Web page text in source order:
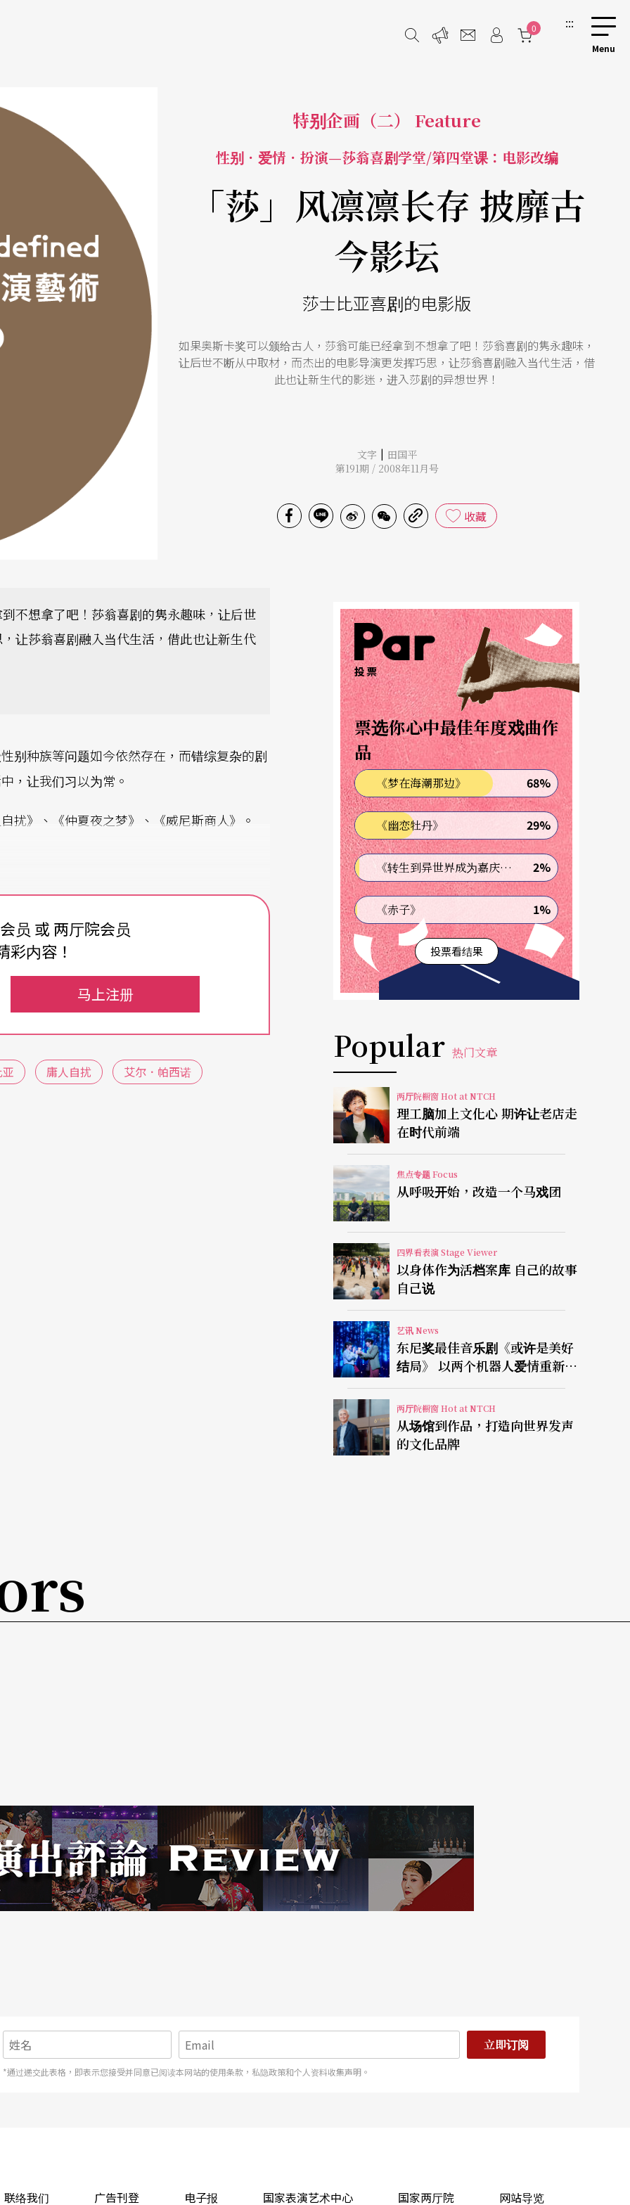
0 :::
特别企画（二） Feature
性别．爱情．扮演—莎翁喜剧学堂/第四堂课：电影改编
「莎」风凛凛长存 披靡古
今影坛
莎士比亚喜剧的电影版
如果奥斯卡奖可以颁给古人，莎翁可能已经拿到不想拿了吧！莎翁喜剧的隽永趣味，
让后世不断从中取材，而杰出的电影导演更发挥巧思，让莎翁喜剧融入当代生活，借
此也让新生代的影迷，进入莎剧的异想世界！
文字 | 田国平
第191期 / 2008年11月号
收藏
不想拿了吧！莎翁喜剧的隽永趣味，让后世
让莎翁喜剧融入当代生活，借此也让新生代
别种族等问题如今依然存在，而错综复杂的剧
，让我们习以为常。
扰》、《仲夏夜之梦》、《威尼斯商人》。
周的假期，第十二夜是从十二月廿六日算起的
，通常的习俗总是大吃大喝玩个痛快，随心所
暗示著一个脱离现实的嘉年华世界，任何离奇
扮男装缓颊。
尤物》She's the Man，改编《第十二夜》成
球校队的男生宿舍，却发现爱上他哥哥的室
生，没想到那个女生喜欢的却是「她」。这悲
个女追男都获得成功，成为皆大欢喜功德圆满
惹的祸》，改编自《庸人自扰》，他自己演出
主角。然而让这部片在影史上留下特殊地位
与丹佐．华盛顿，以及凯特．贝琴萨刚出道时
同时保留了莎剧舞台演员讲话时的韵律与腔
家，在他们朋友的撮合下，让他们各自相信对
了完美的结局。
阔论男主角对她的倾心；另一方面也让男主角
他；让他们从互相看缺点到互相看彼此的优
助人不收利息，本来彼此就看不顺眼，威尼斯
人借钱，犹太人不要他的利息，若还不出钱，
新婚妻子却悄悄女扮男装也赶来威尼斯，巧扮
员 或 两厅院会员
彩内容！
马上注册
庸人自扰
艾尔．帕西诺
投票
票选你心中最佳年度戏曲作
品
《梦在海潮那边》 68%
《幽恋牡丹》 29%
《转生到异世界成为嘉庆君—发现我的祖先是诈骗集团!?》 2%
《赤子》 1%
投票看结果
Popular 热门文章
两厅院橱窗 Hot at NTCH
理工脑加上文化心 期许让老店走
在时代前端
焦点专题 Focus
从呼吸开始，改造一个马戏团
四界看表演 Stage Viewer
以身体作为活档案库 自己的故事
自己说
艺讯 News
东尼奖最佳音乐剧《或许是美好
结局》 以两个机器人爱情重新凝
视有限人生
两厅院橱窗 Hot at NTCH
从场馆到作品，打造向世界发声
的文化品牌
立即订阅
*通过递交此表格，即表示您接受并同意已阅读本网站的使用条款，私隐政策和个人资料收集声明。
联络我们 广告刊登 电子报 国家表演艺术中心 国家两厅院 网站导览